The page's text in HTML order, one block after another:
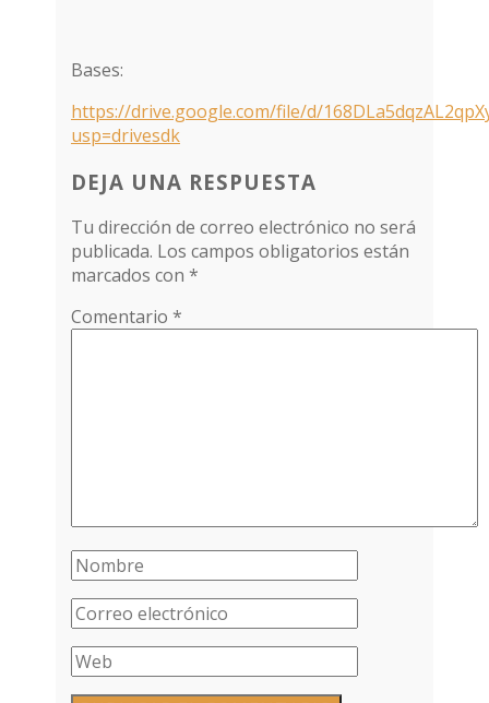
Bases:
https://drive.google.com/file/d/
usp=drivesdk
DEJA UNA RESPUESTA
Tu dirección de correo electrónico no será
publicada. Los campos obligatorios están
marcados con*
Comentario*